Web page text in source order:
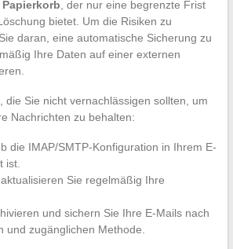
Papierkorb , der nur eine begrenzte Frist
bietet. Um die Risiken zu
daran, eine automatische Sicherung zu
Ihre Daten auf einer externen
die Sie nicht vernachlässigen sollten, um
Nachrichten zu behalten:
die IMAP/SMTP-Konfiguration in Ihrem E-
ist.
Sie regelmäßig Ihre
und sichern Sie Ihre E-Mails nach
und zugänglichen Methode.